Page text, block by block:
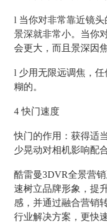
l 当你对非常靠近镜
景深就非常小。当你
会更大，而且景深因
l 少用无限远调焦，
糊的。
4 快门速度
快门的作用：获得适
少晃动对相机影响配
酷雷曼3DVR全景营
速树立品牌形象，提
感，并通过融合营销
行业解决方案，更快